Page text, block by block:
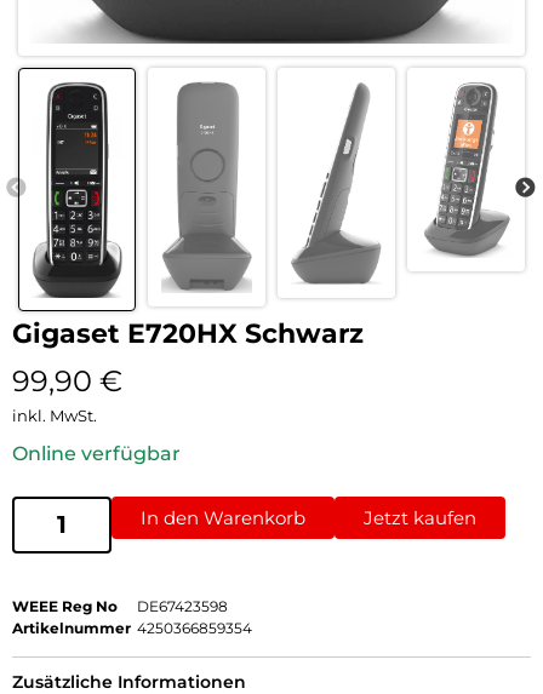
Gigaset E720HX Schwarz
99,90 €
inkl. MwSt.
Online verfügbar
In den Warenkorb Jetzt kaufen
WEEE Reg No
DE67423598
Artikelnummer 4250366859354
Zusätzliche Informationen